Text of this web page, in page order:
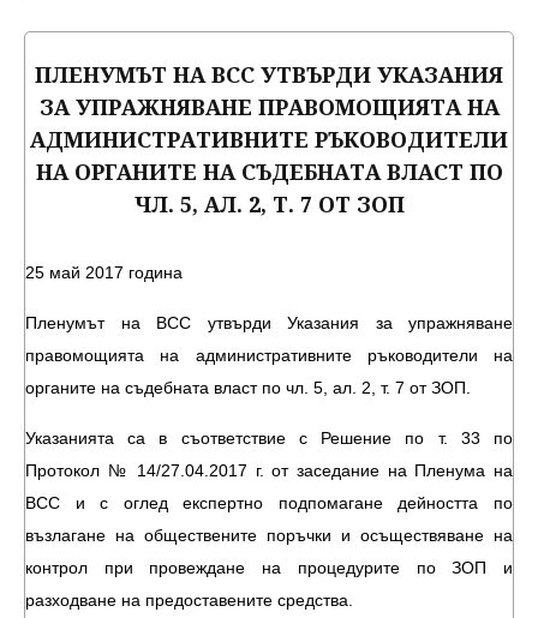
ПЛЕНУМЪТ НА ВСС УТВЪРДИ УКАЗАНИЯ
ЗА УПРАЖНЯВАНЕ ПРАВОМОЩИЯТА НА
АДМИНИСТРАТИВНИТЕ РЪКОВОДИТЕЛИ
НА ОРГАНИТЕ НА СЪДЕБНАТА ВЛАСТ ПО
ЧЛ. 5, АЛ. 2, Т. 7 ОТ ЗОП
25 май 2017 година
Пленумът на ВСС утвърди Указания за упражняване
правомощията на административните ръководители на
органите на съдебната власт по чл. 5, ал. 2, т. 7 от ЗОП.
Указанията са в съответствие с Решение по т. 33 по
Протокол № 14/27.04.2017 г. от заседание на Пленума на
ВСС и с оглед експертно подпомагане дейността по
възлагане на обществените поръчки и осъществяване на
контрол при провеждане на процедурите по ЗОП и
разходване на предоставените средства.